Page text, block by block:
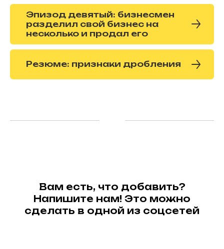
Эпизод девятый: бизнесмен
разделил свой бизнес на
несколько и продал его
Резюме: признаки дробления
Вам есть, что добавить?
Напишите нам! Это можно
сделать в одной из соцсетей